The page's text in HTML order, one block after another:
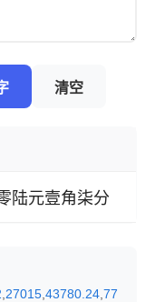
清空
陆元壹角柒分
27015 43780.24 77